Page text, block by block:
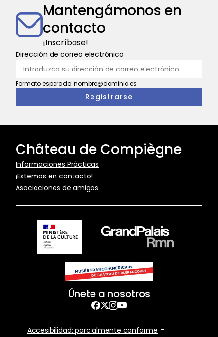
Mantengámonos en
contacto
¡Inscríbase!
Dirección de correo electrónico
Formato esperado: nombre@dominio.es
Château de Compiègne
Pied
de
page
Informaciones Prácticas
¡Estemos en contacto!
Asociaciones de amigos
Únete a nosotros
Facebook
TwitterInstagram
YouTube
Accesibilidad: parcialmente conforme